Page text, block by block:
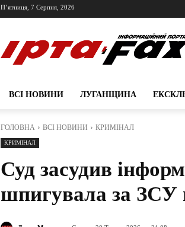
П’ятниця, 7 Серпня, 2026
ВСІ НОВИНИ ЛУГАНЩИНА
ГОЛОВНА ВСІ НОВИНИ КРИМІНАЛ
КРИМІНАЛ
Суд засудив
шпигувала за ЗСУ